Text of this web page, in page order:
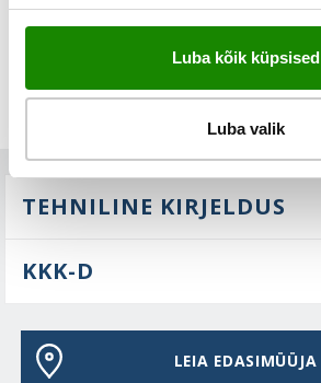
Luba kõik küpsised
Luba valik
TEHNILINE KIRJELDUS
KKK-D
LEIA EDASIMÜÜJA